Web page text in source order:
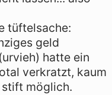
tüftelsache:
geld
hatte ein
verkratzt, kaum
stift möglich.